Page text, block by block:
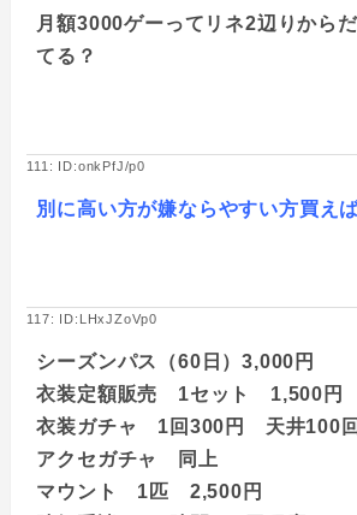
月額3000ゲーってリネ2辺りから
てる？
111: ID:onkPfJ/p0
別に高い方が嫌ならやすい方買え
117: ID:LHxJZoVp0
シーズンパス（60日）3,000円
衣装定額販売 1セット 1,500円
衣装ガチャ 1回300円 天井100回
アクセガチャ 同上
マウント 1匹 2,500円